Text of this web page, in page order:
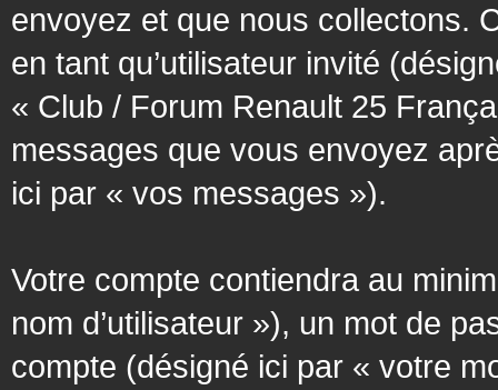
envoyez et que nous collectons.
en tant qu’utilisateur invité
« Club / Forum Renault 25
messages que vous envoyez
ici par « vos messages »).
Votre compte contiendra au
nom d’utilisateur »), un mot de
compte (désigné ici par « votre